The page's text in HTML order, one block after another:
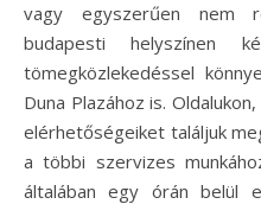
vagy egyszerűen nem
budapesti helyszínen
tömegközlekedéssel
Duna Plazához is.
elérhetőségeiket találjuk
a többi szervizes
általában egy órán belül